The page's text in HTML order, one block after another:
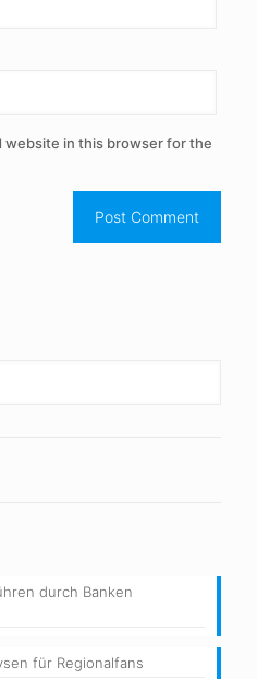
website in this browser for the
durch Banken
für Regionalfans